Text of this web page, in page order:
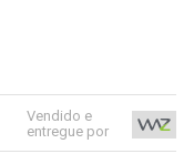
Vendido e
entregue por